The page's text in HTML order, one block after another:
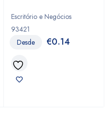
Escritório e Negócios
93421
Desde €0.14